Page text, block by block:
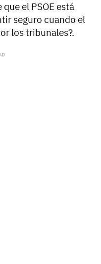
el PSOE está
seguro cuando el
los tribunales?.